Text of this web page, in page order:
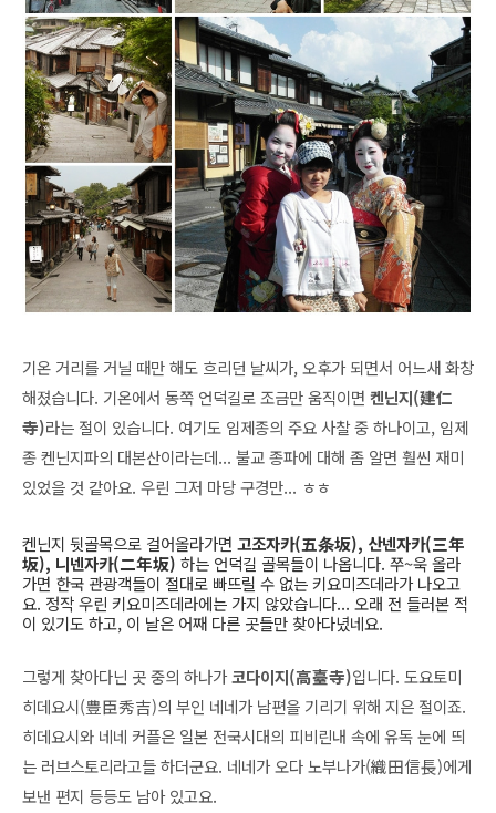
기온 거리를 거닐 때만 해도 흐리던 날씨가, 오후가 되면서 어느새 화창
해졌습니다. 기온에서 동쪽 언덕길로 조금만 움직이면 켄닌지(建仁
寺)라는 절이 있습니다. 여기도 임제종의 주요 사찰 중 하나이고, 임제
종 켄닌지파의 대본산이라는데... 불교 종파에 대해 좀 알면 훨씬 재미
있었을 것 같아요. 우린 그저 마당 구경만... ㅎㅎ
켄닌지 뒷골목으로 걸어올라가면 고조자카(五条坂), 산넨자카(三年
坂), 니넨자카(二年坂) 하는 언덕길 골목들이 나옵니다. 쭈~욱 올라
가면 한국 관광객들이 절대로 빠뜨릴 수 없는 키요미즈데라가 나오고
요. 정작 우린 키요미즈데라에는 가지 않았습니다... 오래 전 들러본 적
이 있기도 하고, 이 날은 어째 다른 곳들만 찾아다녔네요.
그렇게 찾아다닌 곳 중의 하나가코다이지(高臺寺)입니다. 도요토미
히데요시(豊臣秀吉)의 부인 네네가 남편을 기리기 위해 지은 절이죠.
히데요시와 네네 커플은 일본 전국시대의 피비린내 속에 유독 눈에 띄
는 러브스토리라고들 하더군요. 네네가 오다 노부나가(織田信長)에게
보낸 편지 등등도 남아 있고요.